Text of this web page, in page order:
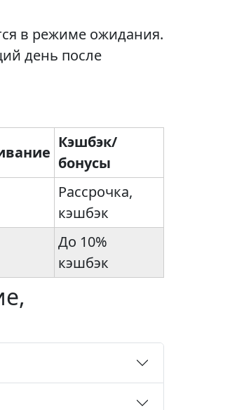
в режиме ожидания.
день после
Кэшбэк/
бонусы
Рассрочка,
кэшбэк
До 10%
кэшбэк